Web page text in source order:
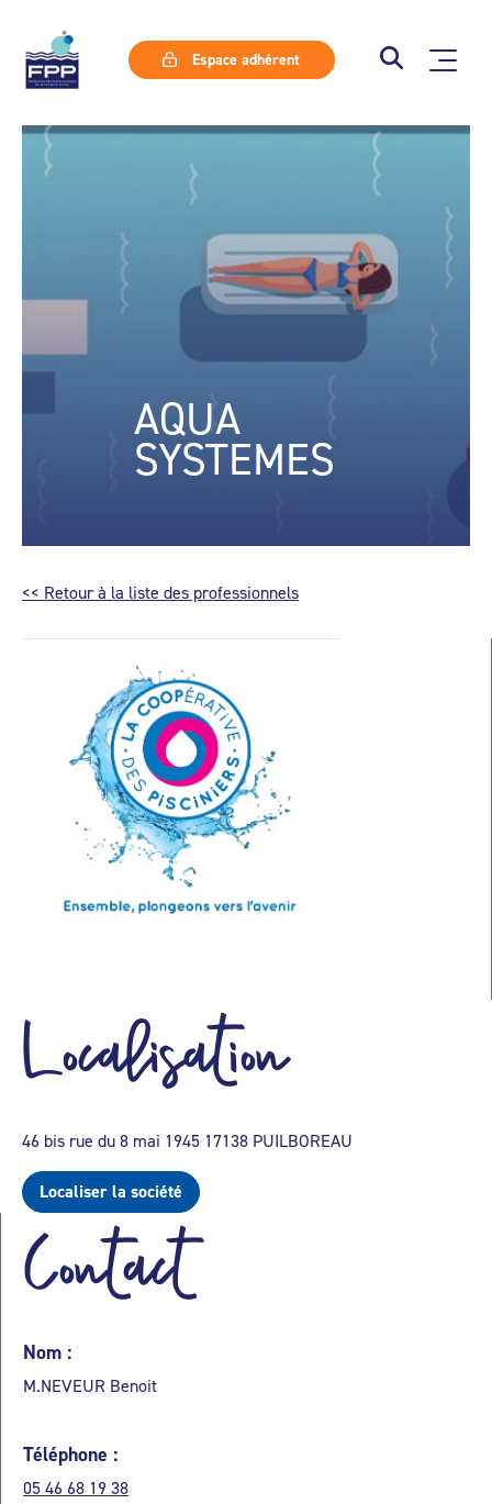
Espace adhérent
AQUA
SYSTEMES
<< Retour à la liste des professionnels
Localisation
46 bis rue du 8 mai 1945 17138 PUILBOREAU
Localiser la société
Contact
Nom :
M.NEVEUR Benoit
Téléphone :
05 46 68 19 38